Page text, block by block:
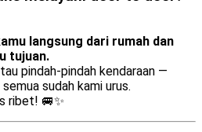
langsung dari rumah dan
tujuan.
pindah-pindah kendaraan —
sudah kami urus.
ribet! 🚐✨